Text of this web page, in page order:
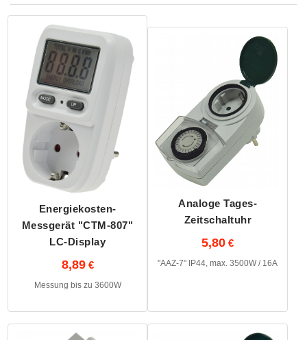
Energiekosten-
Messgerät "CTM-807"
LC-Display
8,89
Messung bis zu 3600W
Analoge Tages-
Zeitschaltuhr
5,80
"AAZ-7" IP44, max. 3500W / 16A